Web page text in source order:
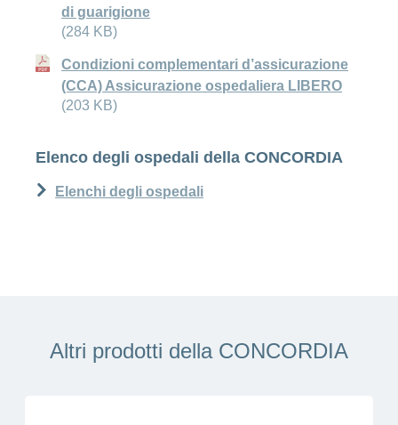
di guarigione
(284 KB)
Condizioni complementari d’assicurazione
(CCA) Assicurazione ospedaliera LIBERO
(203 KB)
Elenco degli ospedali della CONCORDIA
Elenchi degli ospedali
Altri prodotti della CONCORDIA